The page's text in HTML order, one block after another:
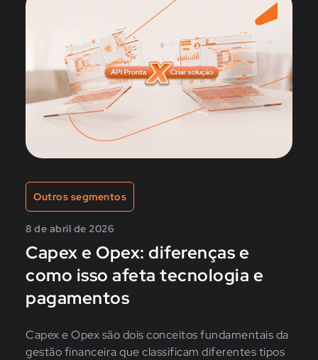
Outros segmentos
8 de abril de 2026
Capex e Opex: diferenças e
como isso afeta tecnologia e
pagamentos
Capex e Opex são dois conceitos fundamentais da
gestão financeira que classificam diferentes tipos